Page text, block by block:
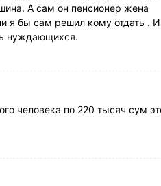
А сам он пенсионер жена
я бы сам решил кому отдать . И
нуждающихся.
человека по 220 тысяч сум